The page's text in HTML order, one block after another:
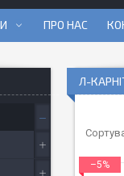
ПРО НАС
Л-
–5%